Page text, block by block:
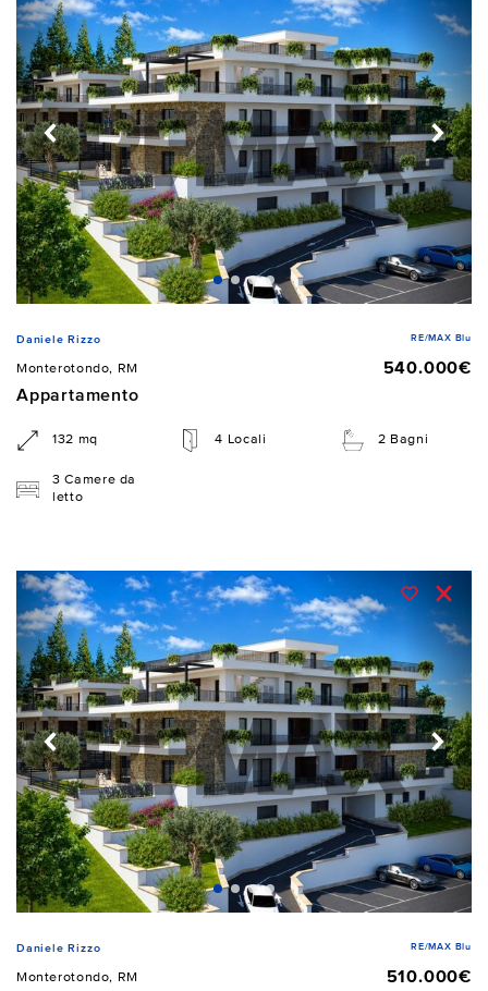
Daniele Rizzo RE/MAX Blu
Monterotondo, RM
540.000€
Appartamento
132 mq 4 Locali 2 Bagni
3 Camere da
letto
Daniele Rizzo RE/MAX Blu
Monterotondo, RM 510.000€